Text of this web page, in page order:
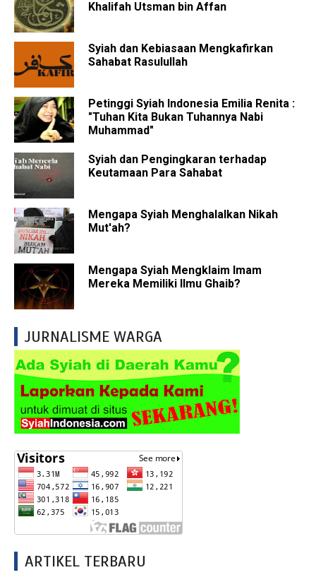
Khalifah Utsman bin Affan
Syiah dan Kebiasaan Mengkafirkan
Sahabat Rasulullah
Petinggi Syiah Indonesia Emilia Renita :
"Tuhan Kita Bukan Tuhannya Nabi
Muhammad"
Syiah dan Pengingkaran terhadap
Keutamaan Para Sahabat
Mengapa Syiah Menghalalkan Nikah
Mut'ah?
Mengapa Syiah Mengklaim Imam
Mereka Memiliki Ilmu Ghaib?
JURNALISME WARGA
ARTIKEL TERBARU